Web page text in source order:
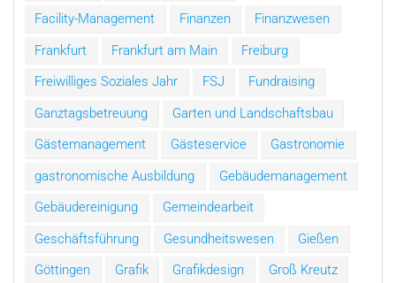
Facility-Management
Finanzen
Finanzwesen
Frankfurt
Frankfurt am Main
Freiburg
Freiwilliges Soziales Jahr
FSJ
Fundraising
Ganztagsbetreuung
Garten und Landschaftsbau
Gästemanagement
Gästeservice
Gastronomie
gastronomische Ausbildung
Gebäudemanagement
Gebäudereinigung
Gemeindearbeit
Geschäftsführung
Gesundheitswesen
Gießen
Göttingen
Grafik Grafikdesign
Groß Kreutz